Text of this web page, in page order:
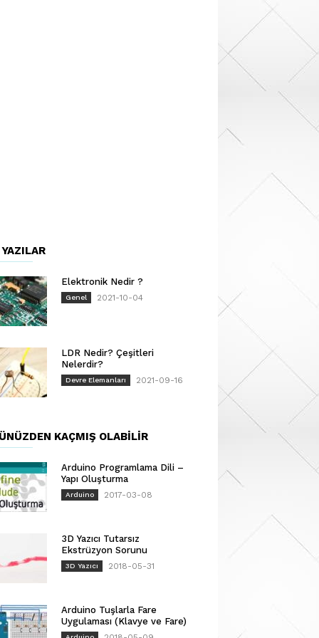
Elektronik Nedir ?
Genel 2021-10-04
LDR Nedir? Çeşitleri
Nelerdir?
Devre Elemanları 2021-09-16
KAÇMIŞ OLABILIR
Arduino Programlama Dili –
Yapı Oluşturma
Arduino 2017-03-08
3D Yazıcı Tutarsız
Ekstrüzyon Sorunu
3D Yazıcı 2018-05-31
Arduino Tuşlarla Fare
Uygulaması (Klavye ve Fare)